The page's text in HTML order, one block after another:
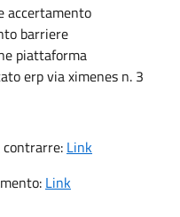
accertamento
barriere
piattaforma
erp via ximenes n. 3
Link
Link